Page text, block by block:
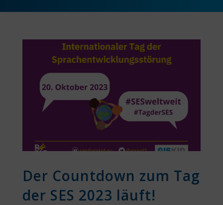
Der Countdown zum Tag
der SES 2023 läuft!